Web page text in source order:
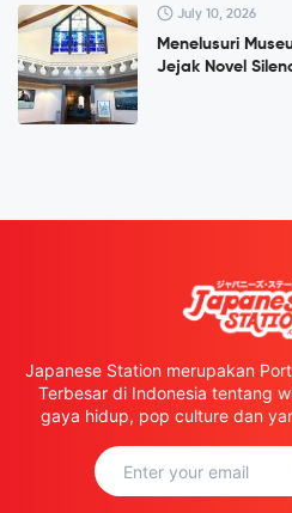
July 10, 2026
Menelusuri
Jejak Novel
Japanese Station merupakan
Terbesar di Indonesia tentang
gaya hidup, pop culture dan